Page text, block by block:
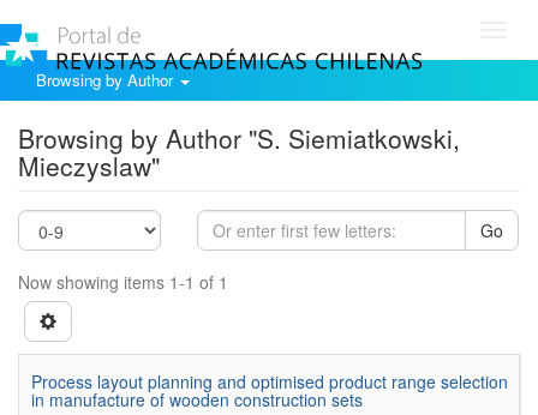
Browsing by Author
Browsing by Author "S. Siemiatkowski,
Mieczyslaw"
Go
Now showing items 1-1 of 1
Process layout planning and optimised product range selection
in manufacture of wooden construction sets